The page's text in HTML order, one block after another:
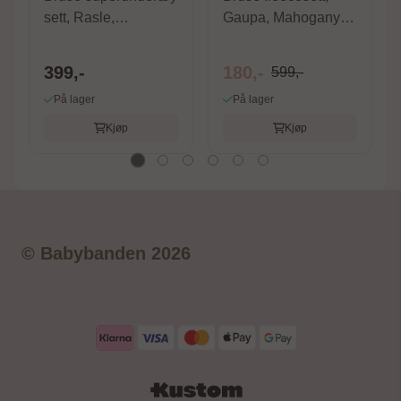
sett, Rasle,
399,-
På lager
Kjøp
Gaupa, Mahogany
180,- 599,-
På lager
Kjøp
© Babybanden 2026